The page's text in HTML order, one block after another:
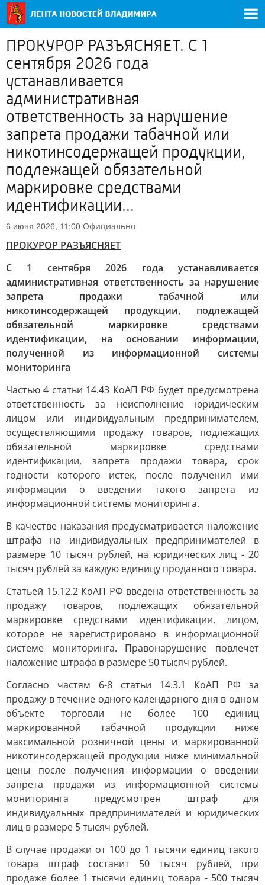
ПРОКУРОР РАЗЪЯСНЯЕТ. С 1
сентября 2026 года
устанавливается
административная
ответственность за нарушение
запрета продажи табачной или
никотинсодержащей продукции,
подлежащей обязательной
маркировке средствами
идентификации...
6 июня 2026, 11:00 Официально
ПРОКУРОР РАЗЪЯСНЯЕТ
С 1 сентября 2026 года устанавливается
административная ответственность за нарушение
запрета продажи табачной или
никотинсодержащей продукции, подлежащей
обязательной маркировке средствами
идентификации, на основании информации,
полученной из информационной системы
мониторинга
Частью 4 статьи 14.43 КоАП РФ будет предусмотрена
ответственность за неисполнение юридическим
лицом или индивидуальным предпринимателем,
осуществляющими продажу товаров, подлежащих
обязательной маркировке средствами
идентификации, запрета продажи товара, срок
годности которого истек, после получения ими
информации о введении такого запрета из
информационной системы мониторинга.
В качестве наказания предусматривается наложение
штрафа на индивидуальных предпринимателей в
размере 10 тысяч рублей, на юридических лиц - 20
тысяч рублей за каждую единицу проданного товара.
Статьей 15.12.2 КоАП РФ введена ответственность за
продажу товаров, подлежащих обязательной
маркировке средствами идентификации, лицом,
которое не зарегистрировано в информационной
системе мониторинга. Правонарушение повлечет
наложение штрафа в размере 50 тысяч рублей.
Согласно частям 6-8 статьи 14.3.1 КоАП РФ за
продажу в течение одного календарного дня в одном
объекте торговли не более 100 единиц
маркированной табачной продукции ниже
максимальной розничной цены и маркированной
никотинсодержащей продукции ниже минимальной
цены после получения информации о введении
запрета продажи из информационной системы
мониторинга предусмотрен штраф для
индивидуальных предпринимателей и юридических
лиц в размере 5 тысяч рублей.
В случае продажи от 100 до 1 тысячи единиц такого
товара штраф составит 50 тысяч рублей, при
продаже более 1 тысячи единиц товара - 500 тысяч